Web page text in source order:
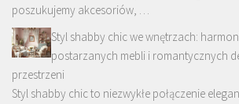
poszukujemy akcesoriów, …
Styl shabby chic we wnętrzach:
postarzanych mebli i romantycznych
przestrzeni
Styl shabby chic to niezwykłe połączenie